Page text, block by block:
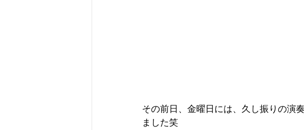
その前日、金曜日には、久し振りの演
ました笑